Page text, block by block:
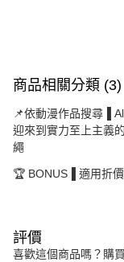
商品相關分類 (3)
📌依動漫作品搜尋▐
迎來到實力至上主義
繩
🏆 BONUS▐ 適用折
評價
喜歡這個商品嗎？購